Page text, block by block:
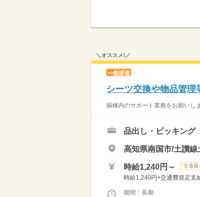
＼オススメ!／
一般派遣
シーツ交換や物品管
病棟内のサポート業務をお願いし
品出し・ピッキング
高知県南国市/土讃線
時給1,240円～ 交通費
時給1,240円+交通費規定支
期間：長期